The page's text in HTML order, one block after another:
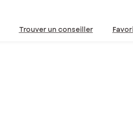
Trouver un conseiller